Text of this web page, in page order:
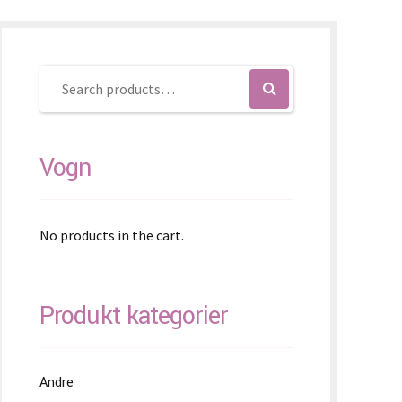
Vogn
No products in the cart.
Produkt kategorier
Andre